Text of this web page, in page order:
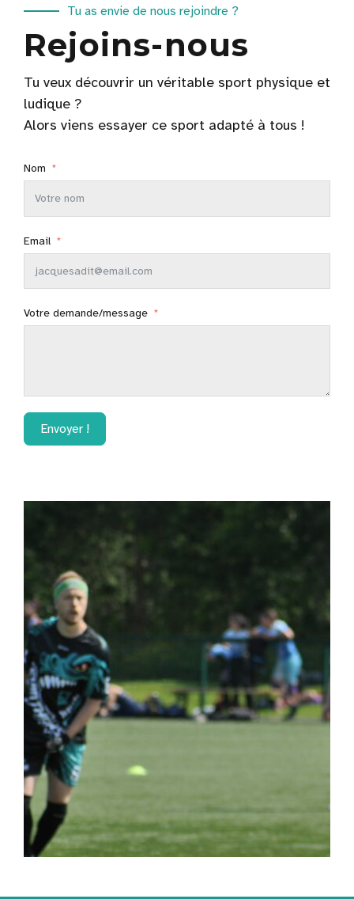
Tu as envie de nous rejoindre ?
Rejoins-nous
Tu veux découvrir un véritable sport physique et
ludique ?
Alors viens essayer ce sport adapté à tous !
Nom
Email
Votre demande/message
Envoyer !